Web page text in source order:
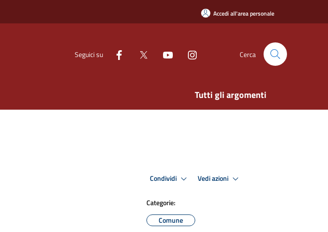
Accedi all'area personale
Seguici su Cerca
Tutti gli argomenti
Condividi Vedi azioni
Categorie:
Comune